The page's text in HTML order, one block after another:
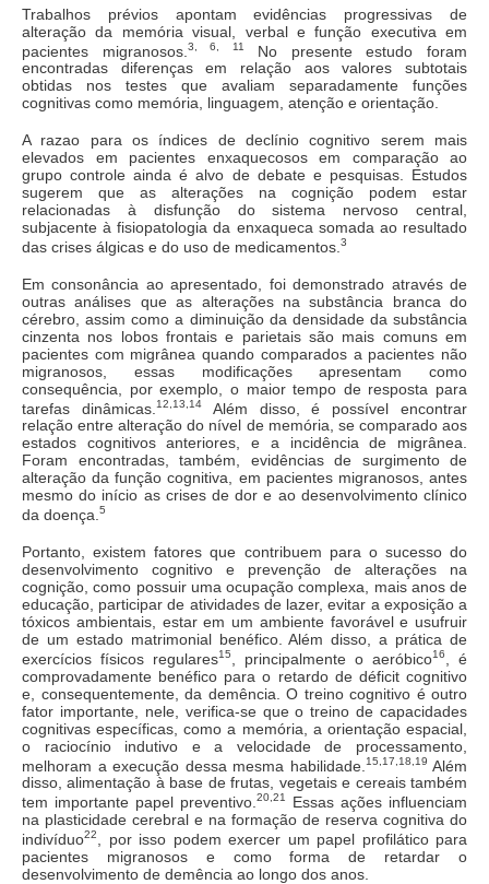
Trabalhos prévios apontam evidências progressivas de
alteração da memória visual, verbal e função executiva em
pacientes migranosos. 3, 6, 11
No presente estudo foram
encontradas diferenças em relação aos valores subtotais
obtidas nos testes que avaliam separadamente funções
cognitivas como memória, linguagem, atenção e orientação.
A razao para os índices de declínio cognitivo serem mais
elevados em pacientes enxaquecosos em comparação ao
grupo controle ainda é alvo de debate e pesquisas. Estudos
sugerem que as alterações na cognição podem estar
relacionadas à disfunção do sistema nervoso central,
subjacente à fisiopatologia da enxaqueca somada ao resultado
das crises álgicas e do uso de medicamentos. 3
Em consonância ao apresentado, foi demonstrado através de
outras análises que as alterações na substância branca do
cérebro, assim como a diminuição da densidade da substância
cinzenta nos lobos frontais e parietais são mais comuns em
pacientes com migrânea quando comparados a pacientes não
migranosos, essas modificações apresentam como
consequência, por exemplo, o maior tempo de resposta para
tarefas dinâmicas. 12, 13,14Além disso, é possível encontrar
relação entre alteração do nível de memória, se comparado aos
estados cognitivos anteriores, e a incidência de migrânea.
Foram encontradas, também, evidências de surgimento de
alteração da função cognitiva, em pacientes migranosos, antes
mesmo do início as crises de dor e ao desenvolvimento clínico
da doença. 5
Portanto, existem fatores que contribuem para o sucesso do
desenvolvimento cognitivo e prevenção de alterações na
cognição, como possuir uma ocupação complexa, mais anos de
educação, participar de atividades de lazer, evitar a exposição a
tóxicos ambientais, estar em um ambiente favorável e usufruir
de um estado matrimonial benéfico. Além disso, a prática de
exercícios físicos regulares15 , principalmente o aeróbico16
, é
comprovadamente benéfico para o retardo de déficit cognitivo
e, consequentemente, da demência. O treino cognitivo é outro
fator importante, nele, verifica-se que o treino de capacidades
cognitivas específicas, como a memória, a orientação espacial,
o raciocínio indutivo e a velocidade de processamento,
melhoram a execução dessa mesma habilidade. 15,17,18,19 Além
disso, alimentação à base de frutas, vegetais e cereais também
tem importante papel preventivo. 20,21
Essas ações influenciam
na plasticidade cerebral e na formação de reserva cognitiva do
indivíduo22
, por isso podem exercer um papel profilático para
pacientes migranosos e como forma de retardar o
desenvolvimento de demência ao longo dos anos.